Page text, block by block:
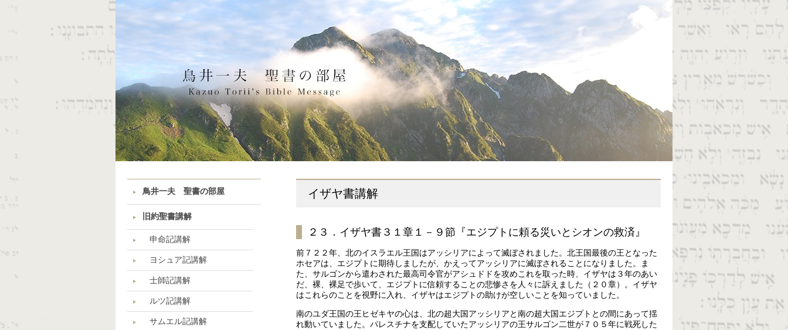
鳥井一夫 聖書の部屋
旧約聖書講解
申命記講解
ヨシュア記講解
士師記講解
ルツ記講解
サムエル記講解
イザヤ書講解
２３．イザヤ書３１章１－９節『エジプトに頼る災いとシオンの救済』
前７２２年、北のイスラエル王国はアッシリアによって滅ぼされました。北王国最後の王となった
ホセアは、エジプトに期待しましたが、かえってアッシリアに滅ぼされることになりました。ま
た、サルゴンから遣わされた最高司令官がアシュドドを攻めこれを取った時、イザヤは３年のあい
だ、裸、裸足で歩いて、エジプトに信頼することの悲惨さを人々に訴えました（２０章）。イザヤ
はこれらのことを視野に入れ、イザヤはエジプトの助けが空しいことを知っていました。
南のユダ王国の王ヒゼキヤの心は、北の超大国アッシリアと南の超大国エジプトとの間にあって揺
れ動いていました。パレスチナを支配していたアッシリアの王サルゴン二世が７０５年に戦死した